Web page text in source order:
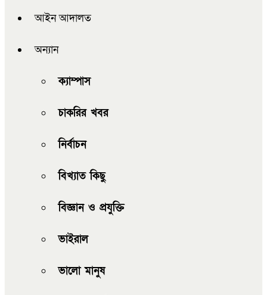
আইন আদালত
অন্যান
ক্যাম্পাস
চাকরির খবর
নির্বাচন
বিখ্যাত কিছু
বিজ্ঞান ও প্রযুক্তি
ভাইরাল
ভালো মানুষ